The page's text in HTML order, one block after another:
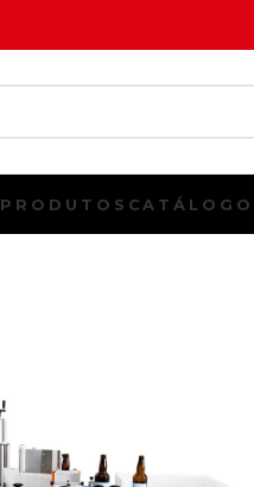
PRODUTOS CATÁLOGO